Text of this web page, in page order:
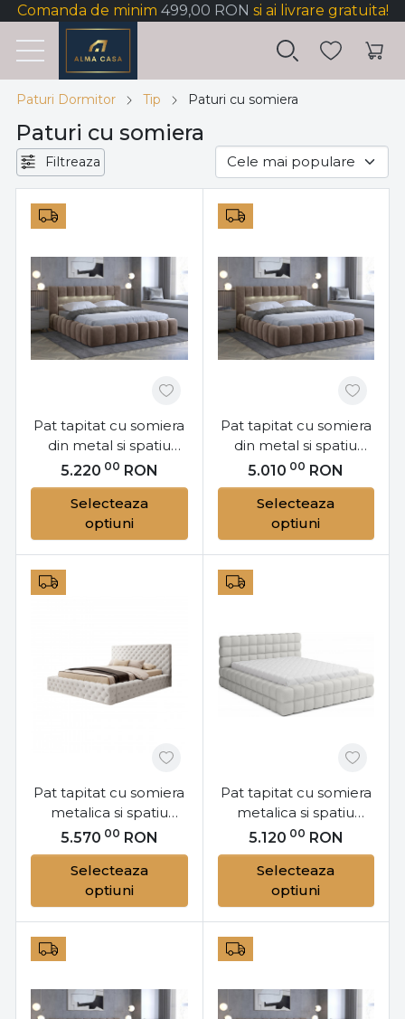
Comanda de minim 499,00 RON si ai livrare gratuita!
Paturi Dormitor Tip Paturi cu somiera
Paturi cu somiera
Filtreaza
Pat tapitat cu somiera
din metal si spatiu
pentru depozitare,
180x200 cm, Lamica
M181, Eltap
5.220 00 RON
Selecteaza
optiuni
Pat tapitat cu somiera
din metal si spatiu
pentru depozitare,
160x200 cm, Lamica
M161, Eltap
5.010 00 RON
Selecteaza
optiuni
Pat tapitat cu somiera
metalica si spatiu
pentru depozitare,
160x200 cm Princce
M16, Eltap
5.570 00 RON
Selecteaza
optiuni
Pat tapitat cu somiera
metalica si spatiu
pentru depozitare,
140x200 cm Dizzle
M141, Eltap
5.120 00 RON
Selecteaza
optiuni